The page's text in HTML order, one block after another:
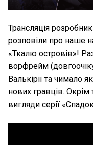
Трансляція
розповіли про наше
«Ткалю островів»!
ворфрейм
Валькірії та чимало
нових гравців. Окрім
вигляди серії